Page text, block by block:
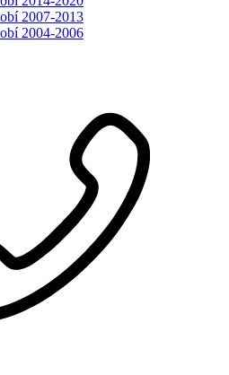
2007-2013
2004-2006